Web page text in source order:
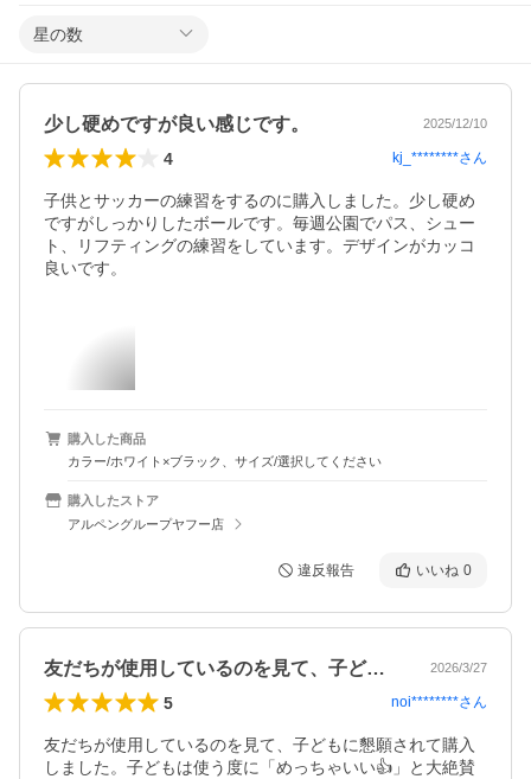
星の数
少し硬めですが良い感じです。 2025/12/10
4 kj_********さん
子供とサッカーの練習をするのに購入しました。少し硬め
ですがしっかりしたボールです。毎週公園でパス、シュー
ト、リフティングの練習をしています。デザインがカッコ
良いです。
購入した商品
カラー/ホワイト×ブラック、サイズ/選択してください
購入したストア
アルペングループヤフー店
違反報告 いいね 0
友だちが使用しているのを見て、子どもに… 2026/3/27
5 noi********さん
友だちが使用しているのを見て、子どもに懇願されて購入
しました。子どもは使う度に「めっちゃいい👍」と大絶賛